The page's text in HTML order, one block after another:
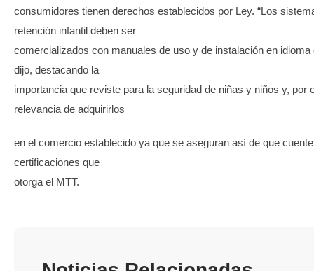
consumidores tienen derechos establecidos por Ley. “Los
retención infantil deben ser
comercializados con manuales de uso y de instalación en idioma
dijo, destacando la
importancia que reviste para la seguridad de niñas y niños y, por
relevancia de adquirirlos
en el comercio establecido ya que se aseguran así de que
certificaciones que
otorga el MTT.